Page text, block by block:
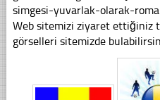
simgesi-yuvarlak-olarak-
Web sitemizi ziyaret ettiğiniz
görselleri sitemizde